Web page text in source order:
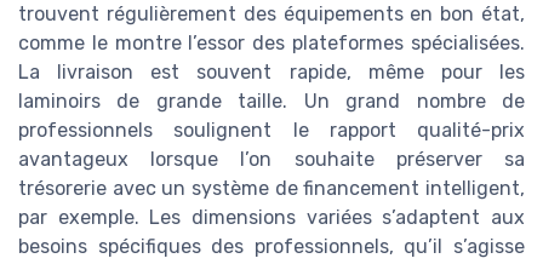
trouvent régulièrement des équipements en bon état,
comme le montre l’essor des plateformes spécialisées.
La livraison est souvent rapide, même pour les
laminoirs de grande taille. Un grand nombre de
professionnels soulignent le rapport qualité-prix
avantageux lorsque l’on souhaite préserver sa
trésorerie avec un système de financement intelligent,
par exemple. Les dimensions variées s’adaptent aux
besoins spécifiques des professionnels, qu’il s’agisse